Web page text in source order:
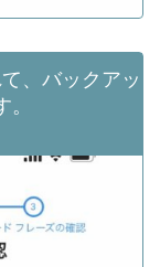
、バックアッ